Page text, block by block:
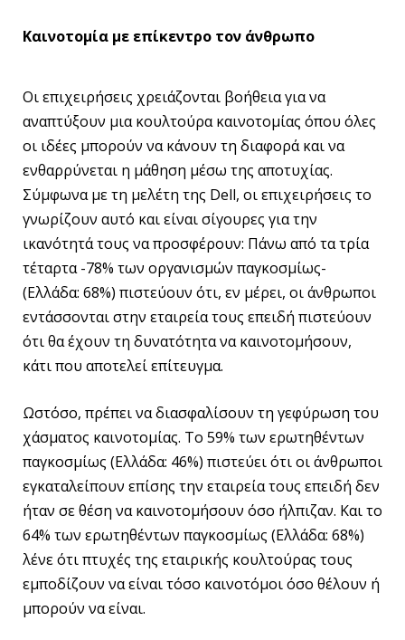
Καινοτομία με επίκεντρο τον άνθρωπο
Οι επιχειρήσεις χρειάζονται βοήθεια για να
αναπτύξουν μια κουλτούρα καινοτομίας όπου όλες
οι ιδέες μπορούν να κάνουν τη διαφορά και να
ενθαρρύνεται η μάθηση μέσω της αποτυχίας.
Σύμφωνα με τη μελέτη της Dell, oι επιχειρήσεις το
γνωρίζουν αυτό και είναι σίγουρες για την
ικανότητά τους να προσφέρουν: Πάνω από τα τρία
τέταρτα -78% των οργανισμών παγκοσμίως-
(Ελλάδα: 68%) πιστεύουν ότι, εν μέρει, οι άνθρωποι
εντάσσονται στην εταιρεία τους επειδή πιστεύουν
ότι θα έχουν τη δυνατότητα να καινοτομήσουν,
κάτι που αποτελεί επίτευγμα.
Ωστόσο, πρέπει να διασφαλίσουν τη γεφύρωση του
χάσματος καινοτομίας. Το 59% των ερωτηθέντων
παγκοσμίως (Ελλάδα: 46%) πιστεύει ότι οι άνθρωποι
εγκαταλείπουν επίσης την εταιρεία τους επειδή δεν
ήταν σε θέση να καινοτομήσουν όσο ήλπιζαν. Και το
64% των ερωτηθέντων παγκοσμίως (Ελλάδα: 68%)
λένε ότι πτυχές της εταιρικής κουλτούρας τους
εμποδίζουν να είναι τόσο καινοτόμοι όσο θέλουν ή
μπορούν να είναι.